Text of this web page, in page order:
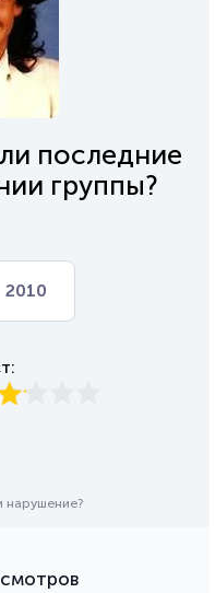
последние
группы?
2010
нарушение?